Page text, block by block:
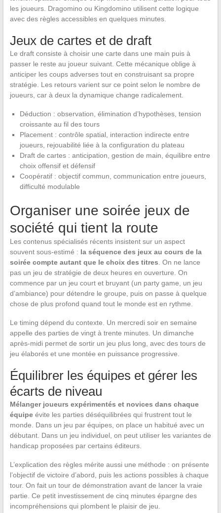
les joueurs. Dragomino ou Kingdomino utilisent cette logique
avec des règles accessibles en quelques minutes.
Jeux de cartes et de draft
Le draft consiste à choisir une carte dans une main puis à
passer le reste au joueur suivant. Cette mécanique oblige à
anticiper les coups adverses tout en construisant sa propre
stratégie. Les retours varient sur ce point selon le nombre de
joueurs, car à deux la dynamique change radicalement.
Déduction : observation, élimination d’hypothèses, tension
croissante au fil des tours
Placement : contrôle spatial, interaction indirecte entre
joueurs, rejouabilité liée à la configuration du plateau
Draft de cartes : anticipation, gestion de main, équilibre entre
choix offensif et défensif
Coopératif : objectif commun, communication entre joueurs,
difficulté modulable
Organiser une soirée jeux de
société qui tient la route
Les contenus spécialisés récents insistent sur un aspect
souvent sous-estimé : la séquence des jeux au cours de la
soirée compte autant que le choix des titres. On ne lance
pas un jeu de stratégie de deux heures en ouverture. On
commence par un jeu court et bruyant (un party game, un jeu
d’ambiance) pour détendre le groupe, puis on passe à quelque
chose de plus profond quand tout le monde est en rythme.
Le timing dépend du contexte. Un mercredi soir en semaine
appelle des parties de vingt à trente minutes. Un dimanche
après-midi permet de sortir un jeu plus long, avec des tours de
jeu élaborés et une montée en puissance progressive.
Équilibrer les équipes et gérer les
écarts de niveau
Mélanger joueurs expérimentés et novices dans chaque
équipeévite les parties déséquilibrées qui frustrent tout le
monde. Dans un jeu par équipes, on place un habitué avec un
débutant. Dans un jeu individuel, on peut utiliser les variantes de
handicap proposées par certains éditeurs.
L’explication des règles mérite aussi une méthode : on présente
l’objectif de victoire d’abord, puis les actions possibles à chaque
tour. On fait un tour de démonstration avant de lancer la vraie
partie. Ce petit investissement de cinq minutes épargne des
incompréhensions qui plombent le plaisir de jeu.